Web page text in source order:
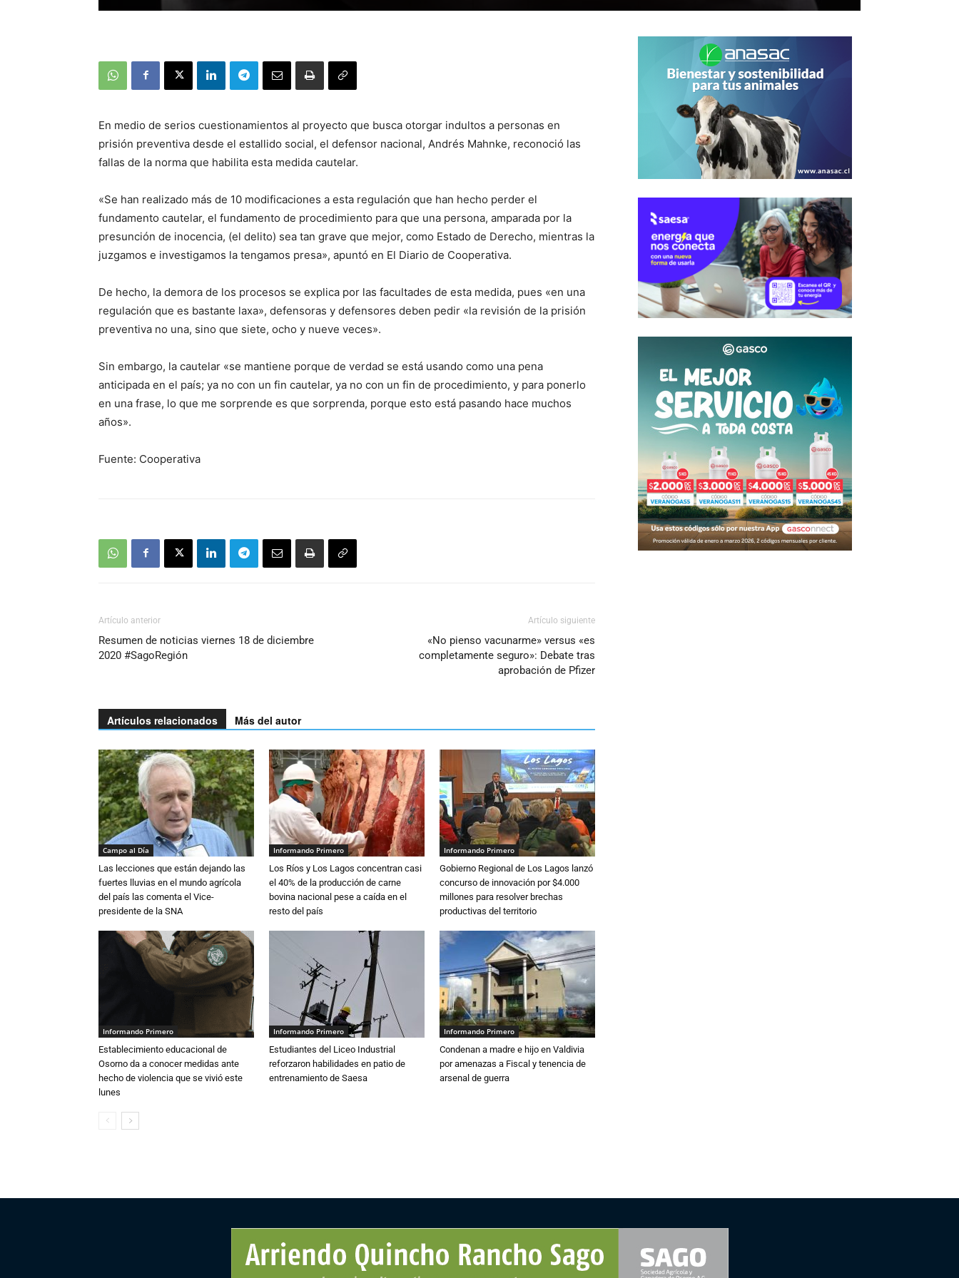
En medio de serios cuestionamientos al proyecto que busca otorgar indultos a personas en
prisión preventiva desde el estallido social, el defensor nacional, Andrés Mahnke, reconoció las
fallas de la norma que habilita esta medida cautelar.
«Se han realizado más de 10 modificaciones a esta regulación que han hecho perder el
fundamento cautelar, el fundamento de procedimiento para que una persona, amparada por la
presunción de inocencia, (el delito) sea tan grave que mejor, como Estado de Derecho, mientras la
juzgamos e investigamos la tengamos presa», apuntó en El Diario de Cooperativa.
De hecho, la demora de los procesos se explica por las facultades de esta medida, pues «en una
regulación que es bastante laxa», defensoras y defensores deben pedir «la revisión de la prisión
preventiva no una, sino que siete, ocho y nueve veces».
Sin embargo, la cautelar «se mantiene porque de verdad se está usando como una pena
anticipada en el país; ya no con un fin cautelar, ya no con un fin de procedimiento, y para ponerlo
en una frase, lo que me sorprende es que sorprenda, porque esto está pasando hace muchos
años».
Fuente: Cooperativa
Artículo anterior
Resumen de noticias viernes 18 de diciembre
2020 #SagoRegión
Artículo siguiente
«No pienso vacunarme» versus «es
completamente seguro»: Debate tras
aprobación de Pfizer
Artículos relacionados Más del autor
Campo al Día
Las lecciones que están dejando las
fuertes lluvias en el mundo agrícola
del país las comenta el Vice-
presidente de la SNA
Informando Primero
Los Ríos y Los Lagos concentran casi
el 40% de la producción de carne
bovina nacional pese a caída en el
resto del país
Informando Primero
Gobierno Regional de Los Lagos lanzó
concurso de innovación por $4.000
millones para resolver brechas
productivas del territorio
Informando Primero
Establecimiento educacional de
Osorno da a conocer medidas ante
hecho de violencia que se vivió este
lunes
Informando Primero
Estudiantes del Liceo Industrial
reforzaron habilidades en patio de
entrenamiento de Saesa
Informando Primero
Condenan a madre e hijo en Valdivia
por amenazas a Fiscal y tenencia de
arsenal de guerra